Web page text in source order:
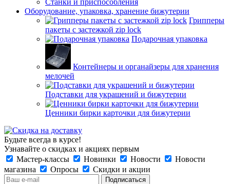
Оборудование, упаковка, хранение бижутерии
Грипперы
пакеты с застежкой zip lock
Подарочная упаковка
Контейнеры и органайзеры для хранения
мелочей
Подставки для украшений и бижутерии
Ценники бирки карточки для бижутерии
Будьте всегда в курсе!
Узнавайте о скидках и акциях первым
Мастер-классы
Новинки Новости
Новости
магазина
Опросы Скидки и акции